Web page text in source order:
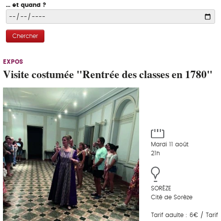
... et quand ?
Chercher
EXPOS
Visite costumée "Rentrée des classes en 1780"
Mardi 11 août
21h
SORÈZE
Cité de Sorèze
Tarif adulte : 6€ / Tarif